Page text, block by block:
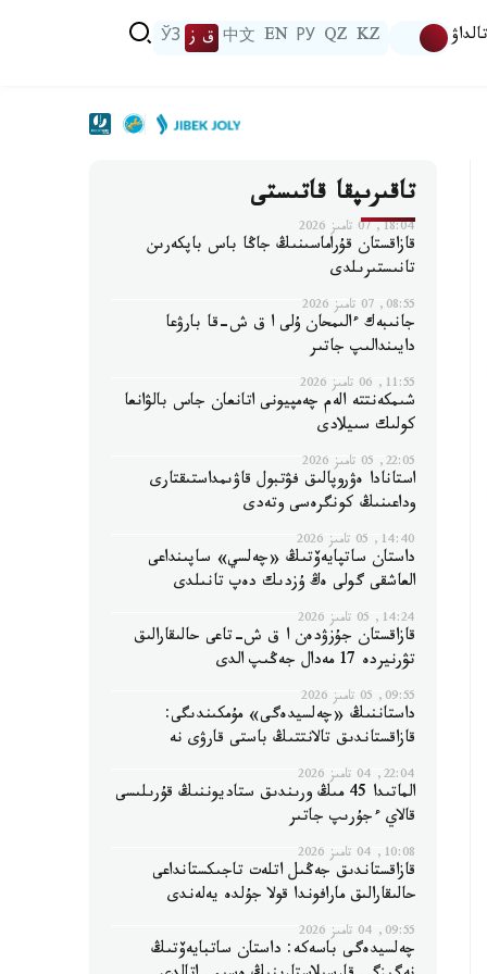
تالداۋ KZ
QZ
РУ
EN
中文 ق ز ЎЗ
تاقىرىپقا قاتىستى
18:04, 07 تامىز 2026
قازاقستان قۇراماسىنىڭ جاڭا باس باپكەرىن
تانىستىرىلدى
08:55, 07 تامىز 2026
جانىبەك ءالىمحان ۇلى ا ق ش-قا بارۋعا
دايىندالىپ جاتىر
11:55, 06 تامىز 2026
شىمكەنتتە الەم چەمپيونى اتانعان جاس بالۋانعا
كولىك سىيلادى
22:05, 05 تامىز 2026
استانادا ەۋروپالىق فۋتبول قاۋىمداستىقتارى
وداعىنىڭ كونگرەسى وتەدى
14:40, 05 تامىز 2026
داستان ساتپايەۆتىڭ «چەلسي» ساپىنداعى
العاشقى گولى ەڭ ۇزدىك دەپ تانىلدى
14:24, 05 تامىز 2026
قازاقستان جۇزۋدەن ا ق ش-تاعى حالىقارالىق
تۋرنيردە 17 مەدال جەڭىپ الدى
09:55, 05 تامىز 2026
داستاننىڭ «چەلسيدەگى» مۇمكىندىگى:
قازاقستاندىق تالانتتىڭ باستى قارۋى نە
22:04, 04 تامىز 2026
الماتىدا 45 مىڭ ورىندىق ستاديوننىڭ قۇرىلىسى
قالاي ءجۇرىپ جاتىر
10:08, 04 تامىز 2026
قازاقستاندىق جەڭىل اتلەت تاجىكستانداعى
حالىقارالىق مارافوندا قولا جۇلدە يەلەندى
09:55, 04 تامىز 2026
چەلسيدەگى باسەكە: داستان ساتبايەۆتىڭ